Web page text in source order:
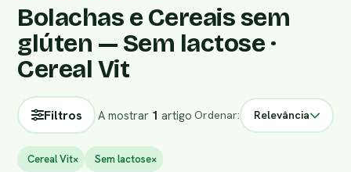
Bolachas e Cereais sem
glúten — Sem lactose ·
Cereal Vit
Filtros A mostrar 1 artigo Ordenar: Relevância
Cereal Vit× Sem lactose×